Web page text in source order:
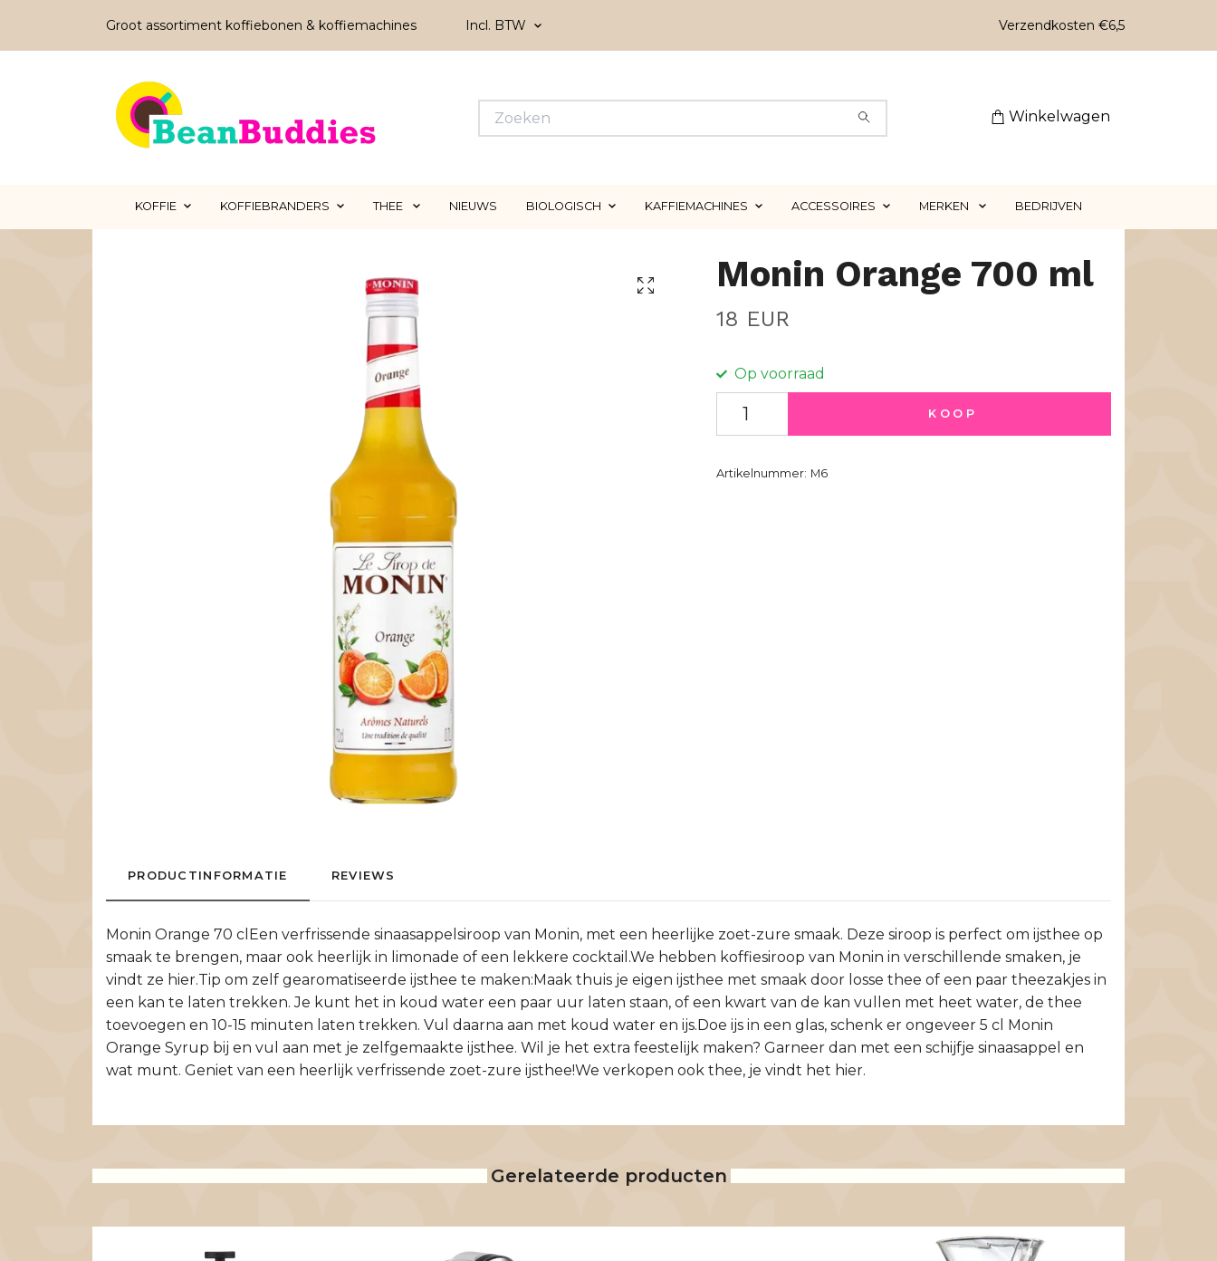
Groot assortiment koffiebonen & koffiemachines Incl. BTW Verzendkosten €6,5
Winkelwagen
KOFFIE KOFFIEBRANDERS THEE NIEUWS BIOLOGISCH KAFFIEMACHINES ACCESSOIRES MERKEN BEDRIJVEN
Monin Orange 700 ml
18 EUR
Op voorraad
KOOP
Artikelnummer: M6
PRODUCTINFORMATIE REVIEWS
Monin Orange 70 clEen verfrissende sinaasappelsiroop van Monin, met een heerlijke zoet-zure smaak. Deze siroop is perfect om ijsthee op
smaak te brengen, maar ook heerlijk in limonade of een lekkere cocktail.We hebben koffiesiroop van Monin in verschillende smaken, je
vindt ze hier.Tip om zelf gearomatiseerde ijsthee te maken:Maak thuis je eigen ijsthee met smaak door losse thee of een paar theezakjes in
een kan te laten trekken. Je kunt het in koud water een paar uur laten staan, of een kwart van de kan vullen met heet water, de thee
toevoegen en 10-15 minuten laten trekken. Vul daarna aan met koud water en ijs.Doe ijs in een glas, schenk er ongeveer 5 cl Monin
Orange Syrup bij en vul aan met je zelfgemaakte ijsthee. Wil je het extra feestelijk maken? Garneer dan met een schijfje sinaasappel en
wat munt. Geniet van een heerlijk verfrissende zoet-zure ijsthee!We verkopen ook thee, je vindt het hier.
Gerelateerde producten